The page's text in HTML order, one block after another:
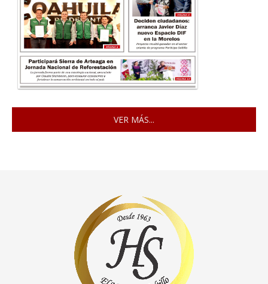
VER MÁS...